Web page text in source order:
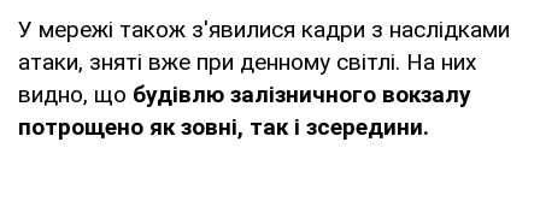
У мережі також з'явилися кадри з наслідками
атаки, зняті вже при денному світлі. На них
видно, що будівлю залізничного вокзалу
потрощено як зовні, так і зсередини.